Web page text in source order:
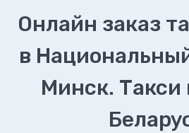
Онлайн заказ
в
Минск. Такси